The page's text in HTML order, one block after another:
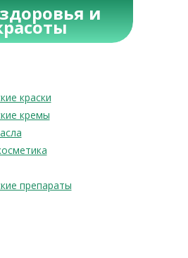
и
краски
кремы
препараты